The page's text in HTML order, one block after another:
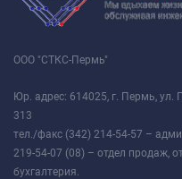
ООО "СТКС-Пермь"
Юр. адрес: 614025, г. Пермь, ул.
313
тел./факс (342) 214-54-57 –
219-54-07 (08) – отдел продаж,
бухгалтерия.